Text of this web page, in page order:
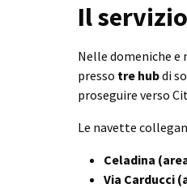
Il servizio
Nelle domeniche
presso tre hubdi
proseguire verso
Le navette
Celadina
Via Carducci